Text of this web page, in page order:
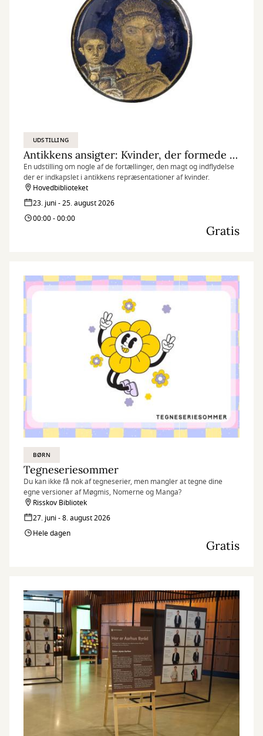
UDSTILLING
Antikkens ansigter: Kvinder, der formede deres verden
En udstilling om nogle af de fortællinger, den magt og indflydelse
der er indkapslet i antikkens repræsentationer af kvinder.
Hovedbiblioteket
23. juni - 25. august 2026
00:00 - 00:00
Gratis
BØRN
Tegneseriesommer
Du kan ikke få nok af tegneserier, men mangler at tegne dine
egne versioner af Møgmis, Nomerne og Manga?
Risskov Bibliotek
27. juni - 8. august 2026
Hele dagen
Gratis